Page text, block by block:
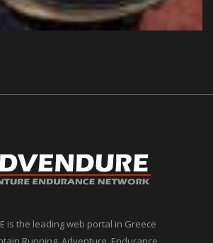
is the leading web portal in Greece